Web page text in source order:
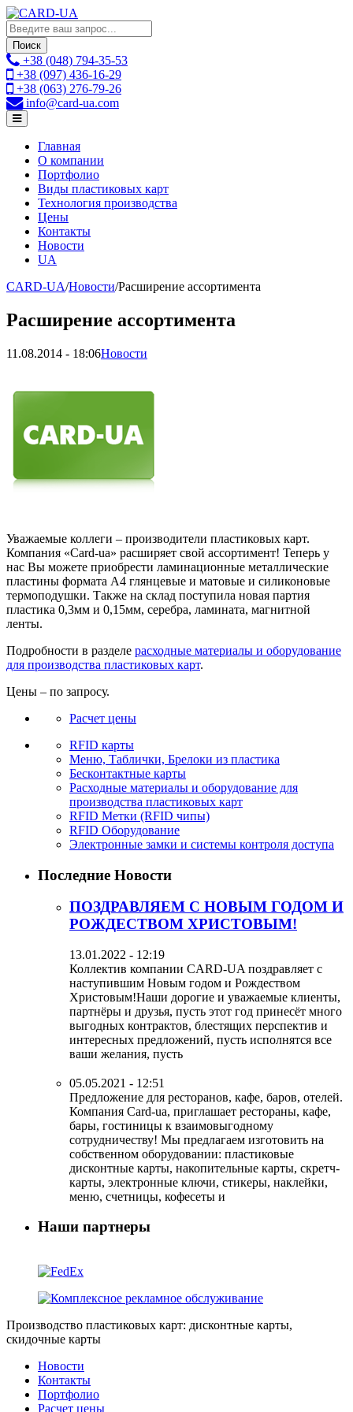
Поиск
+38 (048) 794-35-53
+38 (097) 436-16-29
+38 (063) 276-79-26
info@card-ua.com
Главная
О компании
Портфолио
Виды пластиковых карт
Технология производства
Цены
Контакты
Новости
UA
CARD-UA/Новости/Расширение ассортимента
Расширение ассортимента
11.08.2014 - 18:06Новости
Уважаемые коллеги – производители пластиковых карт.
Компания «Card-ua» расширяет свой ассортимент! Теперь у
нас Вы можете приобрести ламинационные металлические
пластины формата А4 глянцевые и матовые и силиконовые
термоподушки. Также на склад поступила новая партия
пластика 0,3мм и 0,15мм, серебра, ламината, магнитной
ленты.
Подробности в разделе расходные материалы и оборудование
для производства пластиковых карт.
Цены – по запросу.
Расчет цены
RFID карты
Меню, Таблички, Брелоки из пластика
Бесконтактные карты
Расходные материалы и оборудование для
производства пластиковых карт
RFID Метки (RFID чипы)
RFID Оборудование
Электронные замки и системы контроля доступа
Последние Новости
ПОЗДРАВЛЯЕМ С НОВЫМ ГОДОМ И
РОЖДЕСТВОМ ХРИСТОВЫМ!
13.01.2022 - 12:19
Коллектив компании CARD-UA поздравляет с
наступившим Новым годом и Рождеством
Христовым!Наши дорогие и уважаемые клиенты,
партнёры и друзья, пусть этот год принесёт много
выгодных контрактов, блестящих перспектив и
интересных предложений, пусть исполнятся все
ваши желания, пусть
05.05.2021 - 12:51
Предложение для ресторанов, кафе, баров, отелей.
Компания Card-ua, приглашает рестораны, кафе,
бары, гостиницы к взаимовыгодному
сотрудничеству! Мы предлагаем изготовить на
собственном оборудовании: пластиковые
дисконтные карты, накопительные карты, скретч-
карты, электронные ключи, стикеры, наклейки,
меню, счетницы, кофесеты и
Наши партнеры
Производство пластиковых карт: дисконтные карты,
скидочные карты
Новости
Контакты
Портфолио
Расчет цены